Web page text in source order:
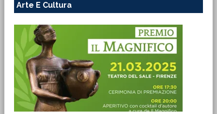
Arte E Cultura